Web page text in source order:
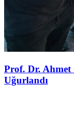
Prof. Dr. Ahmet
Uğurlandı